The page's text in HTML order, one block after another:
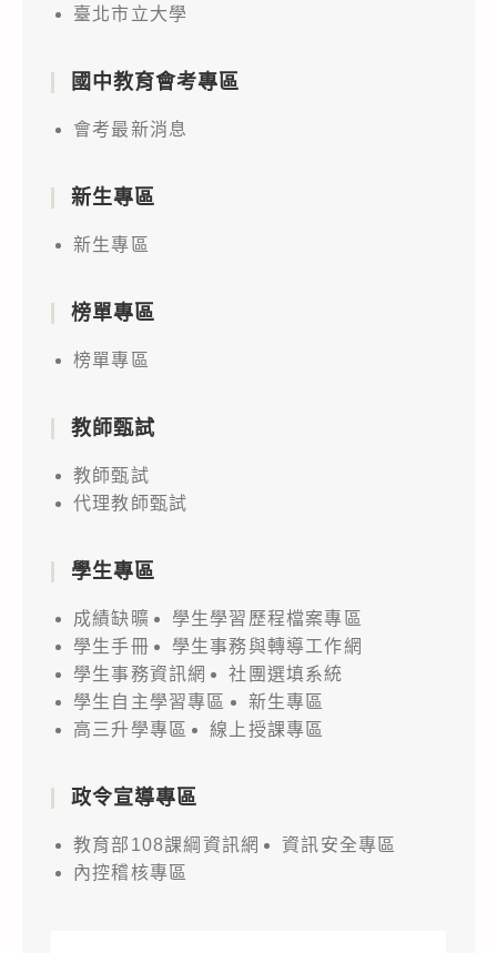
臺北市立大學
國中教育會考專區
會考最新消息
新生專區
新生專區
榜單專區
榜單專區
教師甄試
教師甄試
代理教師甄試
學生專區
成績缺曠
學生學習歷程檔案專區
學生手冊
學生事務與轉導工作網
學生事務資訊網
社團選填系統
學生自主學習專區
新生專區
高三升學專區
線上授課專區
政令宣導專區
教育部108課綱資訊網
資訊安全專區
內控稽核專區